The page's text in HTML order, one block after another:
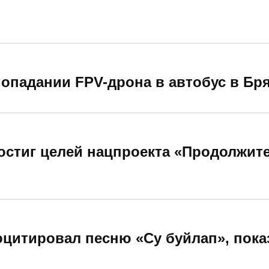
FPV-дрона в автобус в
целей нацпроекта
песню «Су буйлап»,